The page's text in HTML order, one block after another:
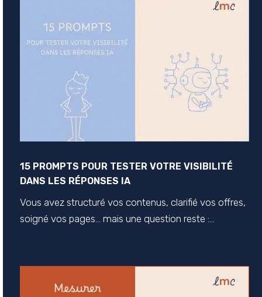
15 PROMPTS POUR TESTER VOTRE VISIBILITÉ
DANS LES RÉPONSES IA
Vous avez structuré vos contenus, clarifié vos offres,
soigné vos pages… mais une question reste :...